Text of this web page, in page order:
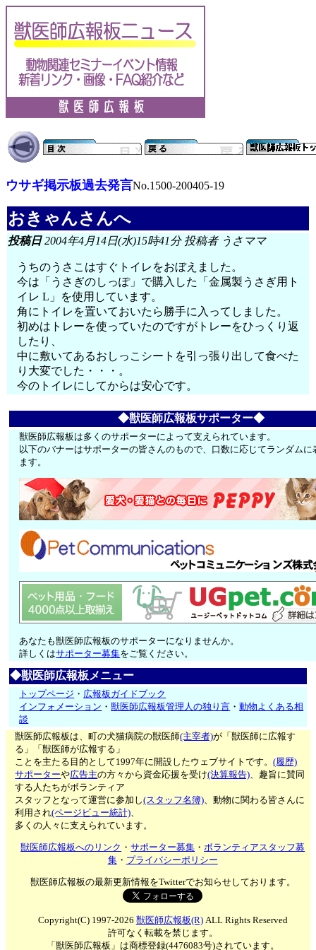
ウサギ掲示板過去発言No.1500-200405-19
おきゃんさんへ
投稿日2004年4月14日(水)15時41分 投稿者 うさママ
うちのうさこはすぐトイレをおぼえました。
今は「うさぎのしっぽ」で購入した「金属製うさぎ用ト
イレ L」を使用しています。
角にトイレを置いておいたら勝手に入ってしました。
初めはトレーを使っていたのですがトレーをひっくり返
したり、
中に敷いてあるおしっこシートを引っ張り出して食べた
り大変でした・・・。
今のトイレにしてからは安心です。
◆獣医師広報板サポーター◆
獣医師広報板は多くのサポーターによって支えられています。
以下のバナーはサポーターの皆さんのもので、口数に応じてランダムに
ます。
あなたも獣医師広報板のサポーターになりませんか。
詳しくはサポーター募集をご覧ください。
◆獣医師広報板メニュー
トップページ ・ 広報板ガイドブック
インフォメーション ・獣医師広報板管理人の独り言 ・動物よくある相
談
獣医師広報板は、町の犬猫病院の獣医師(主宰者)が「獣医師に広報す
る」「獣医師が広報する」
ことを主たる目的として1997年に開設したウェブサイトです。(履歴)
サポーターや広告主の方々から資金応援を受け(決算報告)、趣旨に賛同
する人たちがボランティア
スタッフとなって運営に参加し(スタッフ名簿)、動物に関わる皆さんに
利用され(ページビュー統計)、
多くの人々に支えられています。
獣医師広報板へのリンク ・サポーター募集 ・ボランティアスタッフ募
集・ プライバシーポリシー
獣医師広報板の最新更新情報をTwitterでお知らせしております。
Copyright(C) 1997-2026 獣医師広報板(R)ALL Rights Reserved
許可なく転載を禁じます。
「獣医師広報板」は商標登録(4476083号)されています。